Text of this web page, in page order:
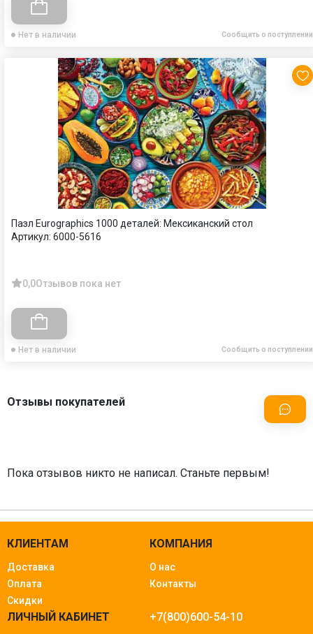
Нет в наличии Сообщить о поступлении
Пазл Eurographics 1000 деталей: Мексиканский стол
Артикул: 6000-5616
0,0Отзывов пока нет
Нет в наличии Сообщить о поступлении
Отзывы покупателей
Пока отзывов никто не написал. Станьте первым!
КЛИЕНТАМ
Доставка
Оплата
Скидки
КОМПАНИЯ
О нас
Контакты
ЛИЧНЫЙ КАБИНЕТ +7(800)600-54-10